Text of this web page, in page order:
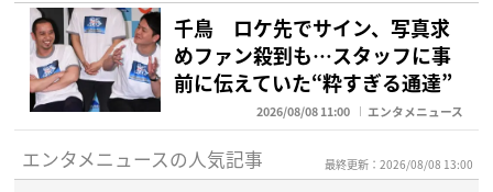
千鳥 ロケ先でサイン、写真求
めファン殺到も…スタッフに事
前に伝えていた“粋すぎる通達”
2026/08/08 11:00 エンタメニュース
エンタメニュースの人気記事 最終更新：2026/08/08 13:00